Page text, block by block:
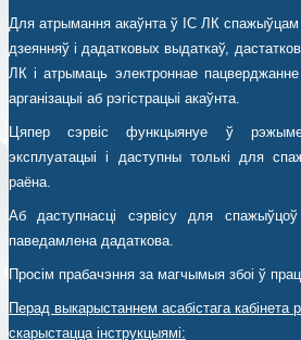
Для атрымання акаўнта ў ІС ЛК спажыўцам
дзеянняў і дадатковых выдаткаў,
ЛК і атрымаць электроннае
арганізацыі аб рэгістрацыі акаўнта.
Цяпер сэрвіс функцыянуе ў рэжыме
эксплуатацыі і даступны толькі для
раёна.
Аб даступнасці сэрвісу для
паведамлена дадаткова.
Просім прабачэння за магчымыя збоі ў
Перад выкарыстаннем асабістага кабінета
скарыстацца інструкцыямі: